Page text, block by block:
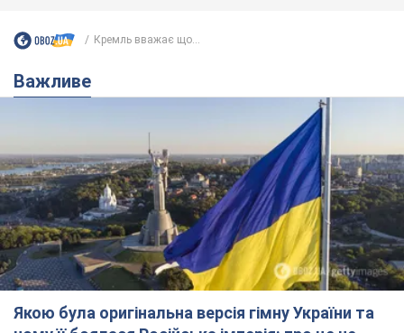
чому її боялася Російська імперія: про це не
Державним символом є тільки перший куплет та приспів пісні
Олександру Пономарьову – 53: що
відомо про трьох дітей секс-
символа 90-х та який вигляд вони
мають
За розвитком кар'єри артист не забував про
особисте щастя
7 часов назад 6,9 т.